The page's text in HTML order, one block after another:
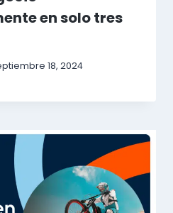
en solo tres
18, 2024